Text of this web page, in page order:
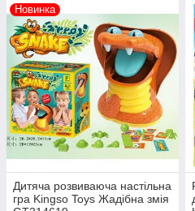
Новинка
Дитяча розвиваюча настільна
гра Kingso Toys Жадібна змія